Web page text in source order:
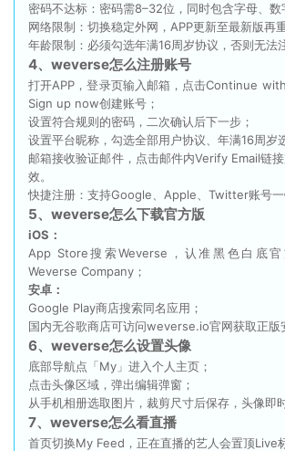
密码不达标：密码需8–32位，同时包含字母、数
网络限制：切换稳定外网，APP更新至最新版再
年龄限制：必须勾选年满16周岁协议，否则无法
4、weverse怎么注册账号
打开APP，登录页输入邮箱，点击Continue
Sign up now创建账号；
设置符合规则的密码，二次确认后下一步；
设置平台昵称，勾选全部用户协议、年满16周岁
邮箱接收验证邮件，点击邮件内Verify Email链
效。
快捷注册：支持Google、Apple、Twitter账号一
5、weverse怎么下载官方版
iOS：
App Store搜索Weverse，认准黑色白底
Weverse Company；
安卓：
Google Play商店搜索同名应用；
国内无谷歌商店可访问weverse.io官网获取正版
6、weverse怎么设置头像
底部导航点「My」进入个人主页；
点击头像区域，弹出编辑弹窗；
从手机相册选取图片，裁剪尺寸后保存，头像即
7、weverse怎么看直播
首页切换My Feed，正在直播的艺人会置顶Live